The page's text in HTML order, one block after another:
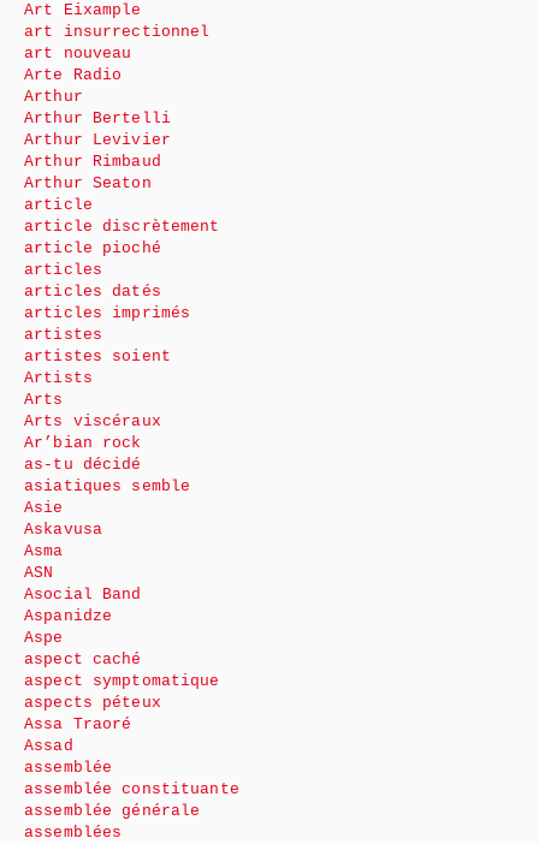
Art Eixample
art insurrectionnel
art nouveau
Arte Radio
Arthur
Arthur Bertelli
Arthur Levivier
Arthur Rimbaud
Arthur Seaton
article
article discrètement
article pioché
articles
articles datés
articles imprimés
artistes
artistes soient
Artists
Arts
Arts viscéraux
Ar’bian rock
as-tu décidé
asiatiques semble
Asie
Askavusa
Asma
ASN
Asocial Band
Aspanidze
Aspe
aspect caché
aspect symptomatique
aspects péteux
Assa Traoré
Assad
assemblée
assemblée constituante
assemblée générale
assemblées